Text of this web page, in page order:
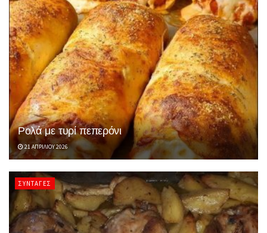
Ρολά με τυρί πεπερόνι
21 ΑΠΡΙΛΊΟΥ 2026
ΣΥΝΤΑΓΈΣ